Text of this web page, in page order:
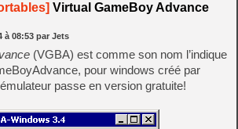
Virtual GameBoy Advance
à 08:53 par Jets
(VGBA) est comme son nom l’indique
pour windows créé par
passe en version gratuite!